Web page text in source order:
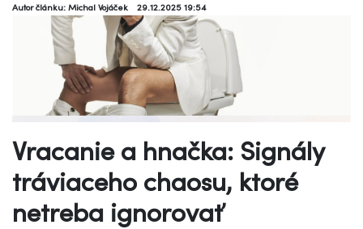
Autor článku: Michal Vojáček 29.12.2025 19:54
Vracanie a hnačka: Signály
tráviaceho chaosu, ktoré
netreba ignorovať